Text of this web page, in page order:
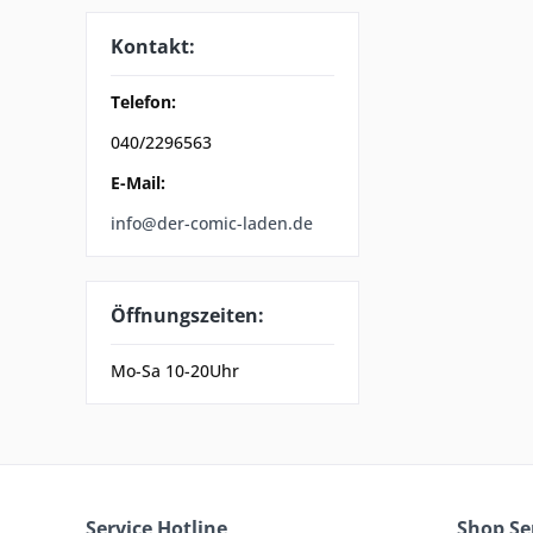
Kontakt:
Telefon:
040/2296563
E-Mail:
info@der-comic-laden.de
Öffnungszeiten:
Mo-Sa 10-20Uhr